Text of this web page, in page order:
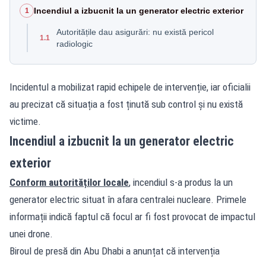
1 Incendiul a izbucnit la un generator electric exterior
1.1
Autoritățile dau asigurări: nu există pericol
radiologic
Incidentul a mobilizat rapid echipele de intervenție, iar oficialii
au precizat că situația a fost ținută sub control și nu există
victime.
Incendiul a izbucnit la un generator electric
exterior
Conform autorităților locale, incendiul s-a produs la un
generator electric situat în afara centralei nucleare. Primele
informații indică faptul că focul ar fi fost provocat de impactul
unei drone.
Biroul de presă din Abu Dhabi a anunțat că intervenția